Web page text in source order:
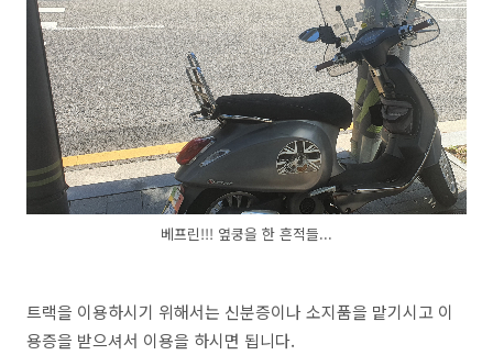
베프린!!! 옆쿵을 한 흔적들...
트랙을 이용하시기 위해서는 신분증이나 소지품을 맡기시고 이
용증을 받으셔서 이용을 하시면 됩니다.